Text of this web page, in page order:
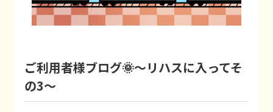
ご利用者様ブログ🌞～リハスに入ってそ
の3～